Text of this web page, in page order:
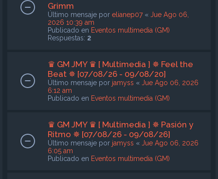
Grimm
Último mensaje por elianep07« Jue Ago 06,
2026 10:39 am
Publicado en Eventos multimedia (GM)
Respuestas: 2
♛ GM JMY ♛ [ Multimedia ] ✵ Feel the
Beat ✵ [07/08/26 - 09/08/20]
Último mensaje por jamyss « Jue Ago 06, 2026
6:12 am
Publicado en Eventos multimedia (GM)
♛ GM JMY ♛ [ Multimedia ] ✵ Pasión y
Ritmo ✵ [07/08/26 - 09/08/26]
Último mensaje por jamyss « Jue Ago 06, 2026
6:05 am
Publicado en Eventos multimedia (GM)